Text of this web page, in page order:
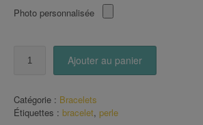
Photo personnalisée
Cube
(1)
Ajouter au panier
Catégorie : Bracelets
Étiquettes : bracelet, perle